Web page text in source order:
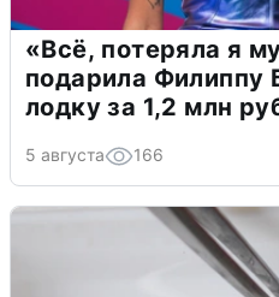
«Всё, потеряла я
подарила Филиппу
лодку за 1,2 млн
5 августа 166